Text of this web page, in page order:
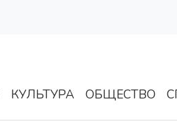
КУЛЬТУРА ОБЩЕСТВО